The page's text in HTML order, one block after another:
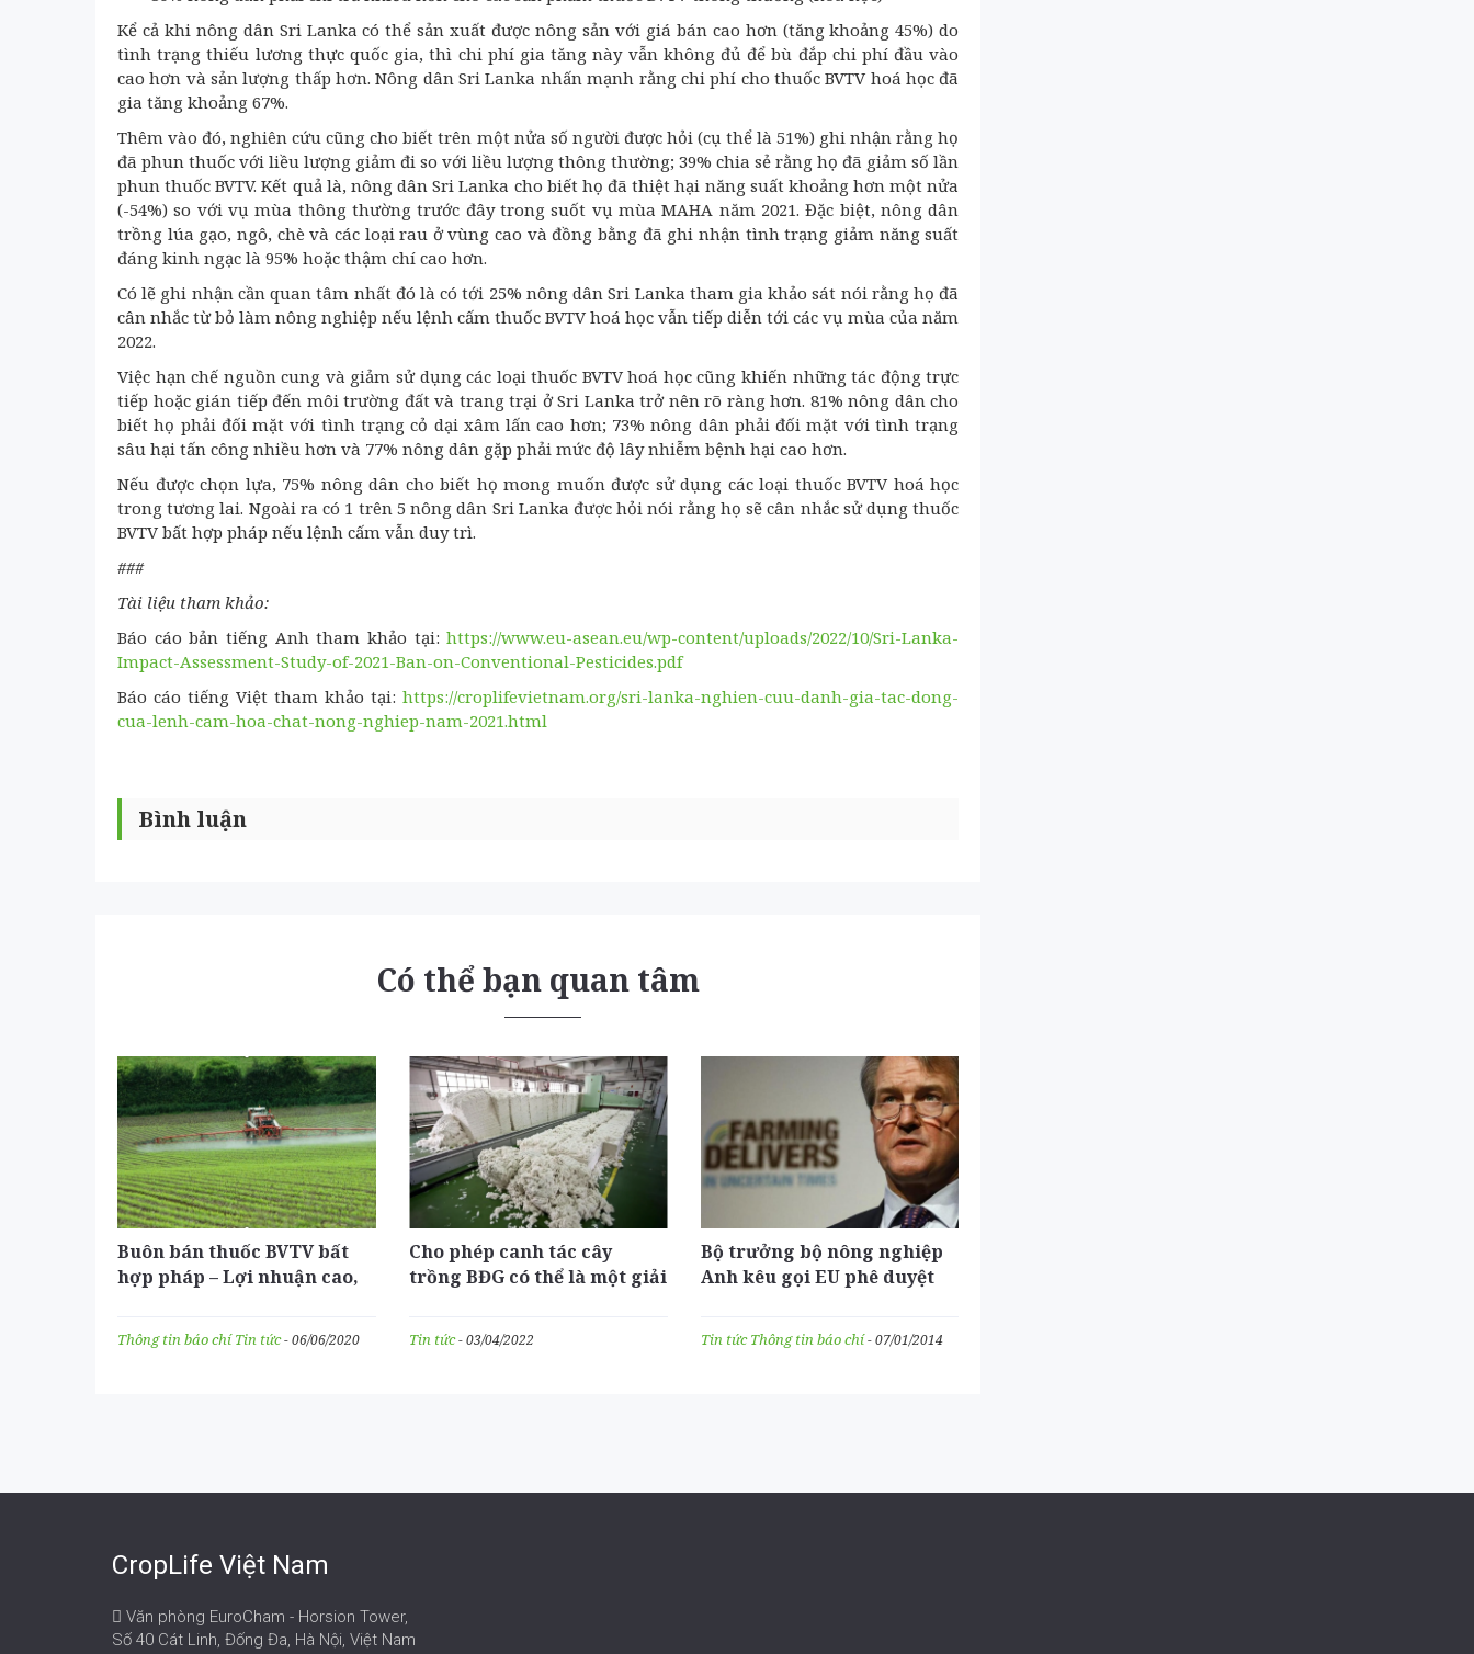
Kể cả khi nông dân Sri Lanka có thể sản xuất được nông sản với giá bán cao hơn (tăng khoảng 45%) do
tình trạng thiếu lương thực quốc gia, thì chi phí gia tăng này vẫn không đủ để bù đắp chi phí đầu vào
cao hơn và sản lượng thấp hơn. Nông dân Sri Lanka nhấn mạnh rằng chi phí cho thuốc BVTV hoá học đã
gia tăng khoảng 67%.
Thêm vào đó, nghiên cứu cũng cho biết trên một nửa số người được hỏi (cụ thể là 51%) ghi nhận rằng họ
đã phun thuốc với liều lượng giảm đi so với liều lượng thông thường; 39% chia sẻ rằng họ đã giảm số lần
phun thuốc BVTV. Kết quả là, nông dân Sri Lanka cho biết họ đã thiệt hại năng suất khoảng hơn một nửa
(-54%) so với vụ mùa thông thường trước đây trong suốt vụ mùa MAHA năm 2021. Đặc biệt, nông dân
trồng lúa gạo, ngô, chè và các loại rau ở vùng cao và đồng bằng đã ghi nhận tình trạng giảm năng suất
đáng kinh ngạc là 95% hoặc thậm chí cao hơn.
Có lẽ ghi nhận cần quan tâm nhất đó là có tới 25% nông dân Sri Lanka tham gia khảo sát nói rằng họ đã
cân nhắc từ bỏ làm nông nghiệp nếu lệnh cấm thuốc BVTV hoá học vẫn tiếp diễn tới các vụ mùa của năm
2022.
Việc hạn chế nguồn cung và giảm sử dụng các loại thuốc BVTV hoá học cũng khiến những tác động trực
tiếp hoặc gián tiếp đến môi trường đất và trang trại ở Sri Lanka trở nên rõ ràng hơn. 81% nông dân cho
biết họ phải đối mặt với tình trạng cỏ dại xâm lấn cao hơn; 73% nông dân phải đối mặt với tình trạng
sâu hại tấn công nhiều hơn và 77% nông dân gặp phải mức độ lây nhiễm bệnh hại cao hơn.
Nếu được chọn lựa, 75% nông dân cho biết họ mong muốn được sử dụng các loại thuốc BVTV hoá học
trong tương lai. Ngoài ra có 1 trên 5 nông dân Sri Lanka được hỏi nói rằng họ sẽ cân nhắc sử dụng thuốc
BVTV bất hợp pháp nếu lệnh cấm vẫn duy trì.
###
Tài liệu tham khảo:
Báo cáo bản tiếng Anh tham khảo tại:https://www.eu-asean.eu/wp-content/uploads/2022/10/Sri-Lanka-
Impact-Assessment-Study-of-2021-Ban-on-Conventional-Pesticides.pdf
Báo cáo tiếng Việt tham khảo tại:https://croplifevietnam.org/sri-lanka-nghien-cuu-danh-gia-tac-dong-
cua-lenh-cam-hoa-chat-nong-nghiep-nam-2021.html
Bình luận
Có thể bạn quan tâm
Buôn bán thuốc BVTV bất
hợp pháp – Lợi nhuận cao,
Thông tin báo chíTin tức- 06/06/2020
Cho phép canh tác cây
trồng BĐG có thể là một giải
Tin tức- 03/04/2022
Bộ trưởng bộ nông nghiệp
Anh kêu gọi EU phê duyệt
Tin tứcThông tin báo chí- 07/01/2014
CropLife Việt Nam
Văn phòng EuroCham - Horsion Tower,
Số 40 Cát Linh, Đống Đa, Hà Nội, Việt Nam